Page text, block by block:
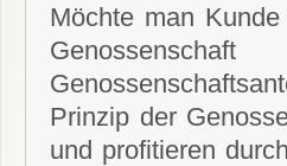
Möchte man
Prinzip der
und profitieren